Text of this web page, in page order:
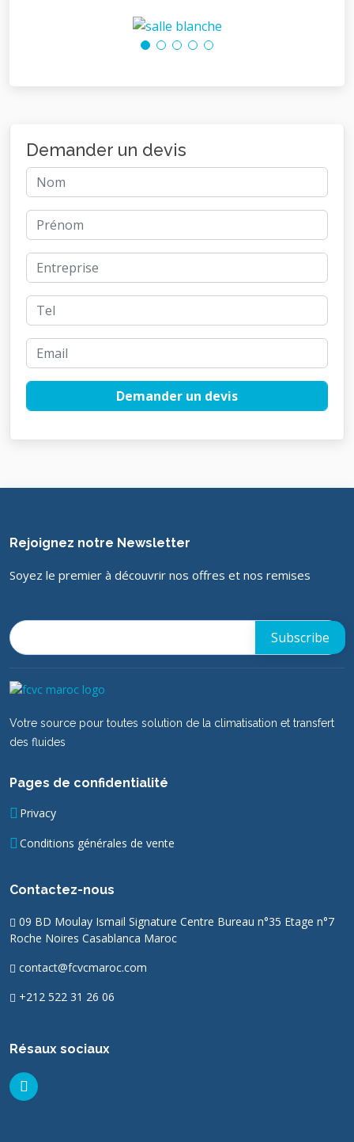
Demander un devis
Demander un devis
Rejoignez notre Newsletter
Soyez le premier à découvrir nos offres et nos remises
Votre source pour toutes solution de la climatisation et transfert
des fluides
Pages de confidentialité
Privacy
Conditions générales de vente
Contactez-nous
09 BD Moulay Ismail Signature Centre Bureau n°35 Etage n°7
Roche Noires Casablanca Maroc
contact@fcvcmaroc.com
+212 522 31 26 06
Résaux sociaux